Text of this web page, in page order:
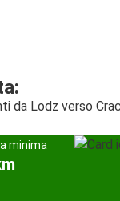
da Lodz verso
minima